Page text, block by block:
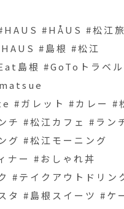
#HÅUS #松江
#島根 #松江
島根 #GoToトラベル
ガレット #カレー #
チ #松江カフェ #ラ
グ #松江モーニング
ナー #おしゃれ丼
#テイクアウトドリン
タ #島根スイーツ #ケ